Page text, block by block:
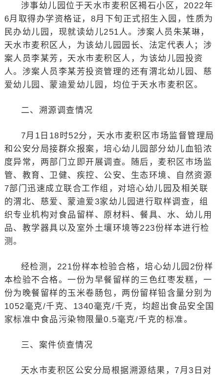
涉事幼儿园位于天水市麦积区褐石小区，2022年
6月取得办学资格证，8月下旬正式招生入园，性质为
民办幼儿园，现就读幼儿251人。涉案人员朱某琳，
天水市麦积区人，为该幼儿园园长、法定代表人；涉
案人员李某芳，天水市麦积区人，为该幼儿园投资
人。涉案人员李某芳投资管理的还有渭北幼儿园、慈
爱幼儿园、蒙迪爱幼儿园，均位于天水市麦积区。
二、溯源调查情况
7月1日18时52分，天水市麦积区市场监督管理局
和公安分局接群众报案，培心幼儿园部分幼儿血铅浓
度异常，两部门立即开展调查。随后，麦积区市场监
管、教育、卫健、疾控、公安、生态环境、自然资源
7部门迅速成立联合工作组，对培心幼儿园及相关联
的渭北、慈爱、蒙迪爱3家幼儿园进行取样调查，组
织专业机构对食品留样、原材料、餐具、水、幼儿用
品、教学器具以及室外土壤环境等223份样本进行检
测。
经检测，221份样本检验合格，培心幼儿园2份样
本检验不合格。一份为早餐留样的三色红枣发糕，一
份为晚餐留样的玉米卷肠包，两份留样铅含量分别为
1052毫克/千克、1340毫克/千克，均超出食品安全国
家标准中食品污染物限量0.5毫克/千克的标准。
三、案件侦查情况
天水市麦积区公安分局根据溯源结果，7月3日对